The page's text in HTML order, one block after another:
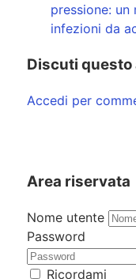
pressione: un
infezioni da
Discuti
Accedi per
Area riservata
Nome utente
Password
Ricordami